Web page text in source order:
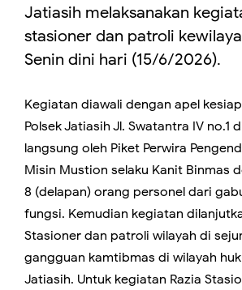
Jatiasih melaksanakan
stasioner dan patroli
Senin dini hari (15/6/2026).
Kegiatan diawali dengan apel
Polsek Jatiasih Jl. Swatantra IV no.1
langsung oleh Piket Perwira
Misin Mustion selaku Kanit Binmas
8 (delapan) orang personel dari
fungsi. Kemudian kegiatan
Stasioner dan patroli wilayah di
gangguan kamtibmas di wilayah
Jatiasih. Untuk kegiatan Razia